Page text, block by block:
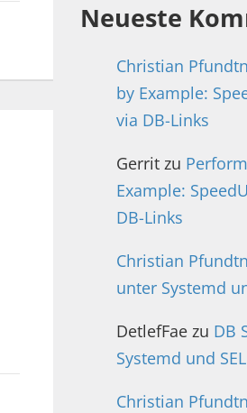
Neueste
Christian
by Example:
via DB-Links
Gerrit zu
Example:
DB-Links
Christian
unter Systemd
DetlefFae zu DB
Systemd und
Christian